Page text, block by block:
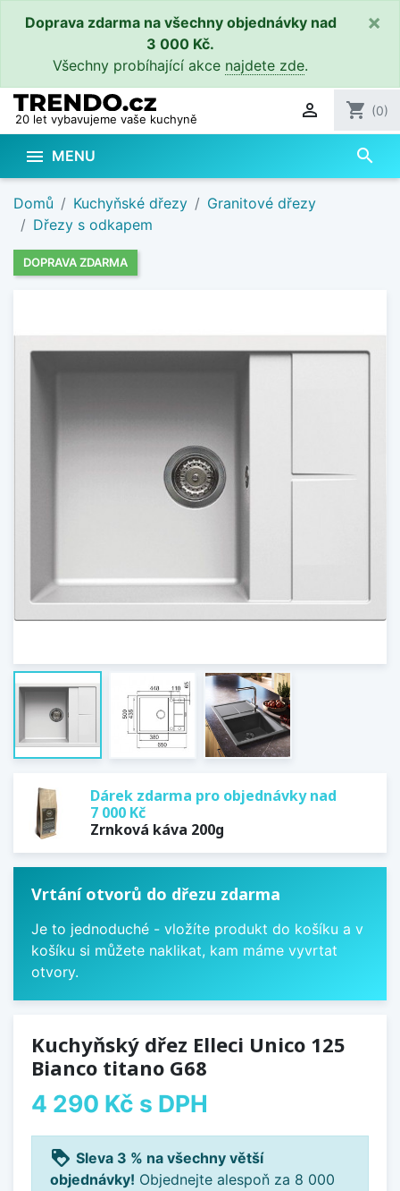
Doprava zdarma na všechny objednávky nad
3 000 Kč.
Všechny probíhající akce najdete zde.
×
20 let vybavujeme vaše kuchyně  shopping_cart (0)
 MENU search
Domů Kuchyňské dřezy
Granitové dřezy
Dřezy s odkapem
DOPRAVA ZDARMA
Dárek zdarma pro objednávky nad
7 000 Kč
Zrnková káva 200g
Vrtání otvorů do dřezu zdarma
Je to jednoduché - vložíte produkt do košíku a v
košíku si můžete naklikat, kam máme vyvrtat
otvory.
Kuchyňský dřez Elleci Unico 125
Bianco titano G68
4 290 Kč s DPH
loyalty Sleva 3 % na všechny větší
objednávky! Objednejte alespoň za 8 000